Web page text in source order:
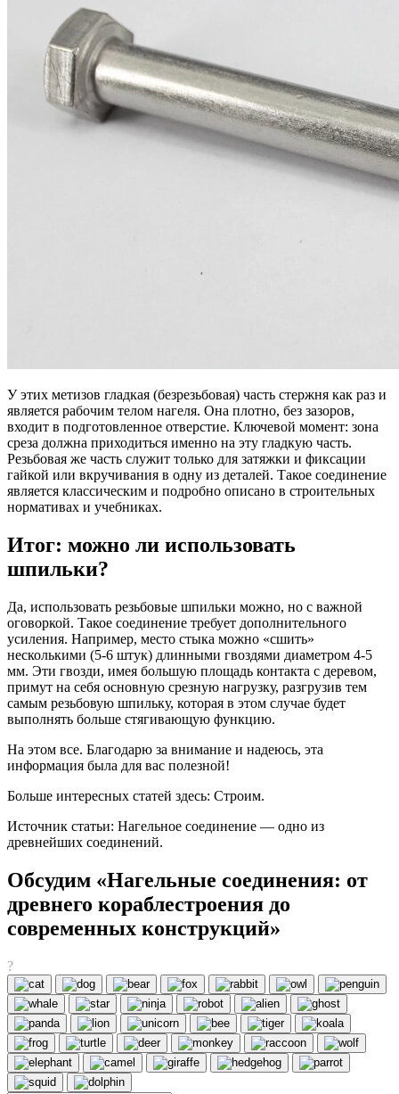
У этих метизов гладкая (безрезьбовая) часть стержня как раз и
является рабочим телом нагеля. Она плотно, без зазоров,
входит в подготовленное отверстие. Ключевой момент: зона
среза должна приходиться именно на эту гладкую часть.
Резьбовая же часть служит только для затяжки и фиксации
гайкой или вкручивания в одну из деталей. Такое соединение
является классическим и подробно описано в строительных
нормативах и учебниках.
Итог: можно ли использовать
шпильки?
Да, использовать резьбовые шпильки можно, но с важной
оговоркой. Такое соединение требует дополнительного
усиления. Например, место стыка можно «сшить»
несколькими (5-6 штук) длинными гвоздями диаметром 4-5
мм. Эти гвозди, имея большую площадь контакта с деревом,
примут на себя основную срезную нагрузку, разгрузив тем
самым резьбовую шпильку, которая в этом случае будет
выполнять больше стягивающую функцию.
На этом все. Благодарю за внимание и надеюсь, эта
информация была для вас полезной!
Больше интересных статей здесь: Строим.
Источник статьи: Нагельное соединение — одно из
древнейших соединений.
Обсудим «Нагельные соединения: от
древнего кораблестроения до
современных конструкций»
?